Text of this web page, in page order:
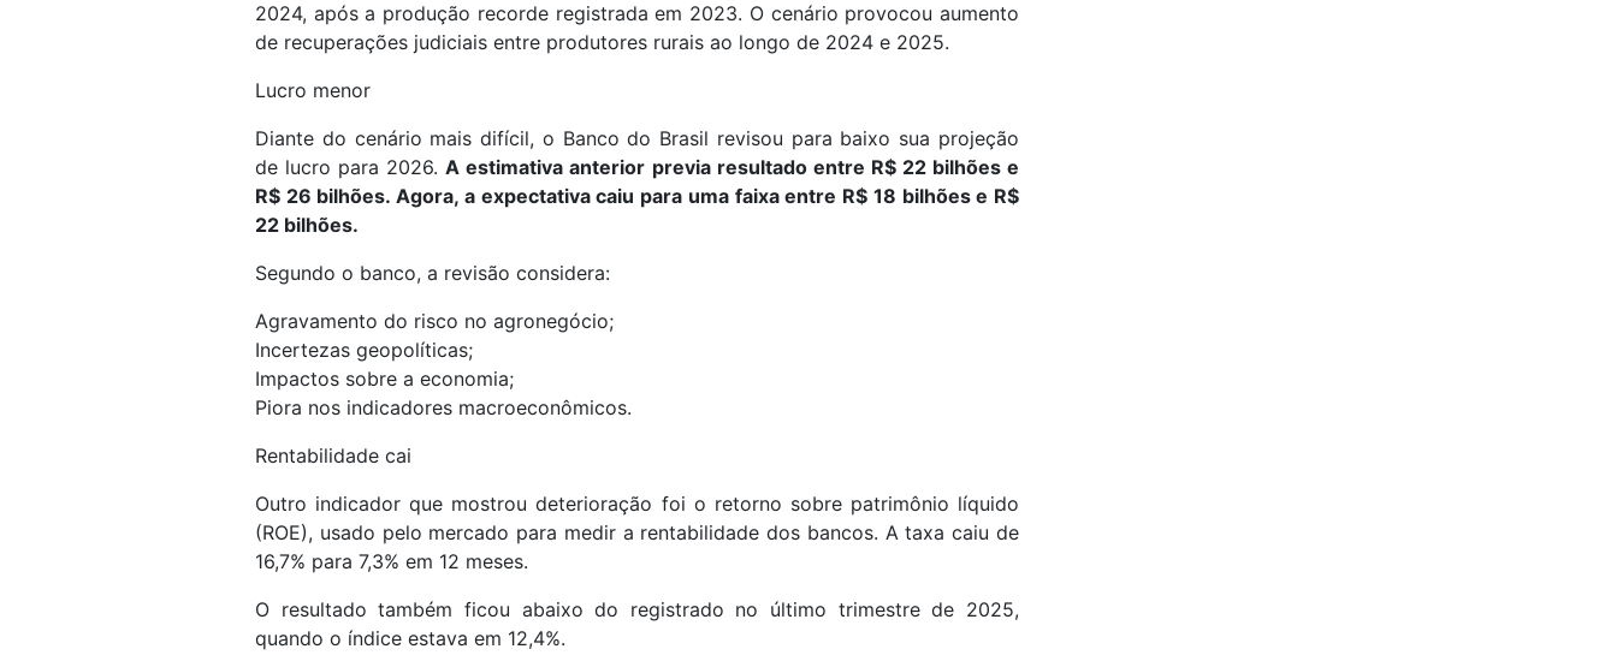
2024, após a produção recorde registrada em 2023. O cenário provocou aumento
de recuperações judiciais entre produtores rurais ao longo de 2024 e 2025.
Lucro menor
Diante do cenário mais difícil, o Banco do Brasil revisou para baixo sua projeção
de lucro para 2026.A estimativa anterior previa resultado entre R$ 22 bilhões e
R$ 26 bilhões. Agora, a expectativa caiu para uma faixa entre R$ 18 bilhões e R$
22 bilhões.
Segundo o banco, a revisão considera:
Agravamento do risco no agronegócio;
Incertezas geopolíticas;
Impactos sobre a economia;
Piora nos indicadores macroeconômicos.
Rentabilidade cai
Outro indicador que mostrou deterioração foi o retorno sobre patrimônio líquido
(ROE), usado pelo mercado para medir a rentabilidade dos bancos. A taxa caiu de
16,7% para 7,3% em 12 meses.
O resultado também ficou abaixo do registrado no último trimestre de 2025,
quando o índice estava em 12,4%.